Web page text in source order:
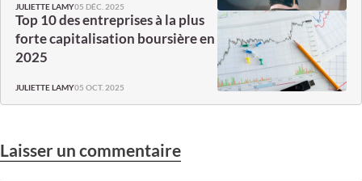
JULIETTE LAMY05 DÉC. 2025
Top 10 des entreprises à la plus
forte capitalisation boursière en
2025
JULIETTE LAMY05 OCT. 2025
Laisser un commentaire